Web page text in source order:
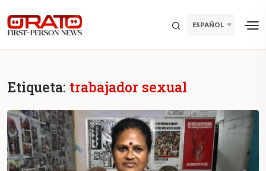
ESPAÑOL
Etiqueta: trabajador sexual